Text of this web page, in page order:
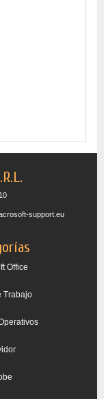
support.eu
Office
Trabajo